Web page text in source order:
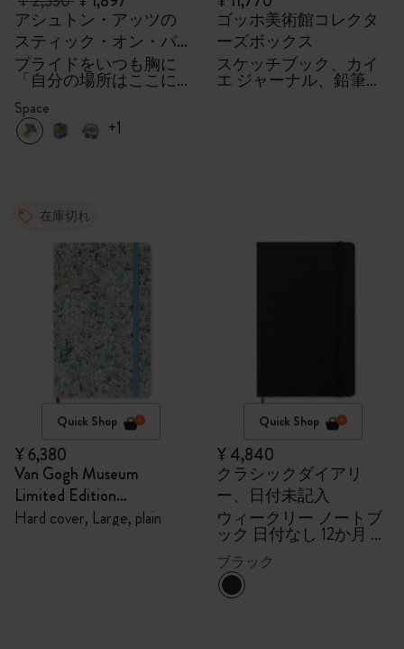
アシュトン・アッツの
スティック・オン・パ
ッチ
プライドをいつも胸に
「自分の場所はここに
ある」
Space
+1
ゴッホ美術館コレクタ
ーズボックス
スケッチブック、カイ
エ ジャーナル、鉛筆＋
在庫切れ
Quick Shop
¥ 6,380
Van Gogh Museum
Limited Edition
Sketchbook
Hard cover, Large, plain
Quick Shop
¥ 4,840
クラシックダイアリ
ー、日付未記入
ウィークリー ノートブ
ック 日付なし 12か月 ラ
ージ ハードカバー（ブ
ラック）
ブラック